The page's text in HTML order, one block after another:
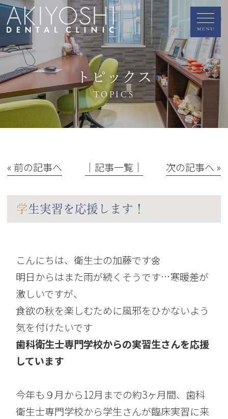
トピックス
TOPICS
« 前の記事へ │記事一覧│ 次の記事へ »
学生実習を応援します！
こんにちは、衛生士の加藤です🌼
明日からはまた雨が続くそうです…寒暖差が
激しいですが、
食欲の秋を楽しむために風邪をひかないよう
気を付けたいです
歯科衛生士専門学校からの実習生さんを応援
しています
今年も９月から12月までの約3ヶ月間、歯科
衛生士専門学校から学生さんが臨床実習に来